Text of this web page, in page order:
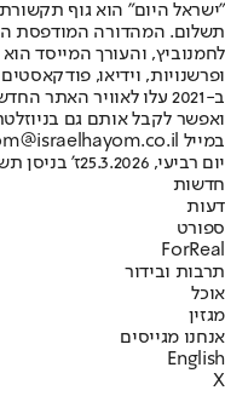
"ישראל היום" הוא גוף
ופרשנויות, וידיאו,
ב-2021 עלו לאוויר
ואפשר לקבל אותם גם
במייל hayom@israelhayom.co.il.
יום רביעי, 25.3.2026
ז' בניסן
חדשות
דעות
ספורט
ForReal
תרבות ובידור
אוכל
מגזין
אנחנו מגייסים
English
X